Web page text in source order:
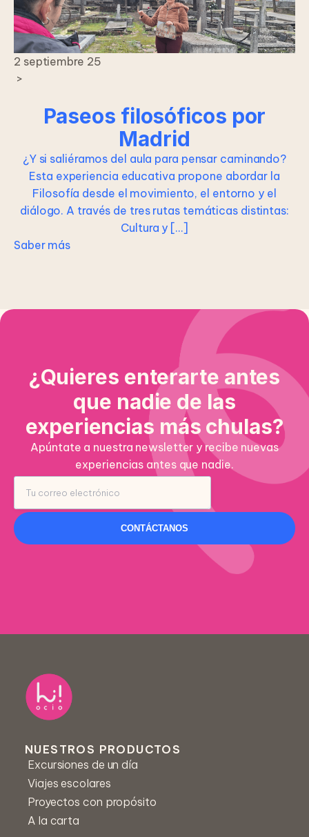
2 septiembre 25
>
Paseos filosóficos por
Madrid
¿Y si saliéramos del aula para pensar caminando?
Esta experiencia educativa propone abordar la
Filosofía desde el movimiento, el entorno y el
diálogo. A través de tres rutas temáticas distintas:
Cultura y […]
Saber más
¿Quieres enterarte antes
que nadie de las
experiencias más chulas?
Apúntate a nuestra newsletter y recibe nuevas
experiencias antes que nadie.
CONTÁCTANOS
Nombre *
Centro educativo *
Correo *
Número de teléfono
NUESTROS PRODUCTOS
Excursiones de un día
Viajes escolares
Proyectos con propósito
A la carta